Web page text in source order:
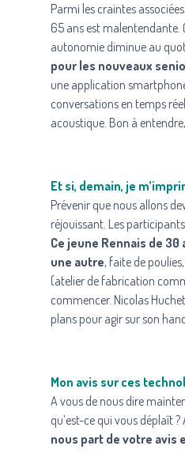
Parmi les craintes
65 ans est malentendante.
autonomie diminue au
pour les nouveaux
une application
conversations en temps
acoustique. Bon à
Et si, demain, je
Prévenir que nous allons
réjouissant. Les
Ce jeune Rennais de
une autre, faite de
(atelier de fabrication
commencer. Nicolas
plans pour agir sur son
Mon avis sur ces
A vous de nous dire
qu’est-ce qui vous déplaît
nous part de votre avis